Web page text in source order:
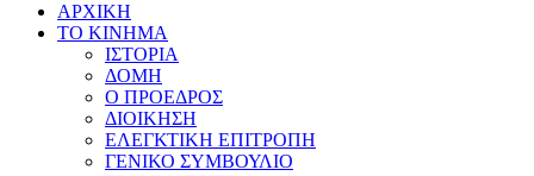
ΑΡΧΙΚΗ
ΤΟ ΚΙΝΗΜΑ
ΙΣΤΟΡΙΑ
ΔΟΜΗ
Ο ΠΡΟΕΔΡΟΣ
ΔΙΟΙΚΗΣΗ
ΕΛΕΓΚΤΙΚΗ ΕΠΙΤΡΟΠΗ
ΓΕΝΙΚΟ ΣΥΜΒΟΥΛΙΟ